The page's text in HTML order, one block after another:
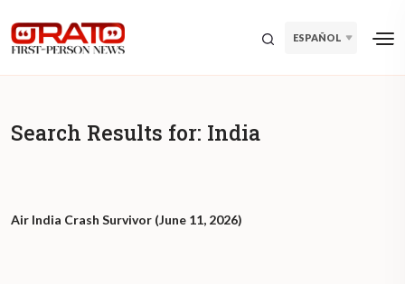
ESPAÑOL
Search Results for: India
Air India Crash Survivor (June 11, 2026)